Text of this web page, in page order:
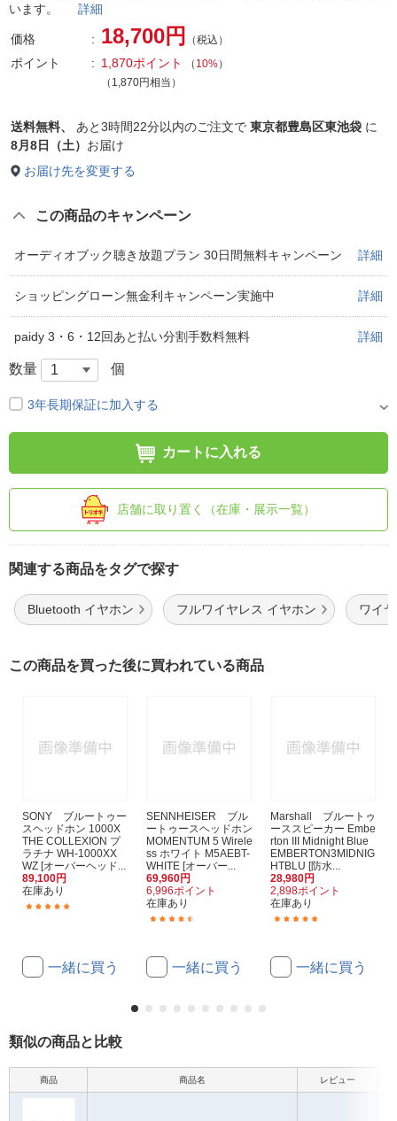
います。 詳細
価格 18,700円 （税込）
ポイント 1,870ポイント （ 10%）
（1,870円相当）
送料無料、 あと3時間22分以内のご注文で 東京都豊島区東池袋 に
8月8日（土） お届け
お届け先を変更する
この商品のキャンペーン
オーディオブック聴き放題プラン 30日間無料キャンペーン 詳細
ショッピングローン無金利キャンペーン実施中 詳細
paidy 3・6・12回あと払い分割手数料無料 詳細
数量 個
3年長期保証に加入する
カートに入れる
店舗に取り置く（在庫・展示一覧）
関連する商品をタグで探す
Bluetooth イヤホン フルワイヤレス イヤホン ワイ
この商品を買った後に買われている商品
SONY ブルートゥー
スヘッドホン 1000X
THE COLLEXION プ
ラチナ WH-1000XX
WZ [オーバーヘッド...
89,100円
在庫あり
一緒に買う
SENNHEISER ブル
ートゥースヘッドホン
MOMENTUM 5 Wirele
ss ホワイト M5AEBT-
WHITE [オーバー...
69,960円
6,996ポイント
在庫あり
一緒に買う
Marshall ブルートゥ
ーススピーカー Embe
rton III Midnight Blue
EMBERTON3MIDNIG
HTBLU [防水...
28,980円
2,898ポイント
在庫あり
一緒に買う
類似の商品と比較
商品 商品名 レビュー